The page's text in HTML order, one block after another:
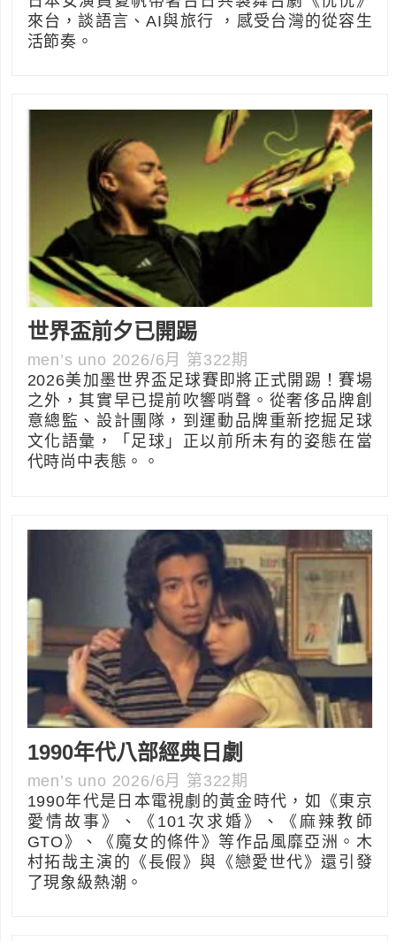
來台，談語言、AI與旅行 ，感受台灣的從容生
活節奏。
世界盃前夕已開踢
men’s uno 2026/6月 第322期
2026美加墨世界盃足球賽即將正式開踢！賽場
之外，其實早已提前吹響哨聲。從奢侈品牌創
意總監、設計團隊，到運動品牌重新挖掘足球
文化語彙，「足球」正以前所未有的姿態在當
代時尚中表態。。
1990年代八部經典日劇
men’s uno 2026/6月 第322期
1990年代是日本電視劇的黃金時代，如《東京
愛情故事》、《101次求婚》、《麻辣教師
GTO》、《魔女的條件》等作品風靡亞洲。木
村拓哉主演的《長假》與《戀愛世代》還引發
了現象級熱潮。